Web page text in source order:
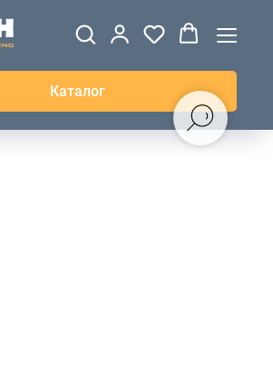
Каталог
ВЕТРОВКИ И
ТОЛСТОВКИ
ЖИЛЕТКИ